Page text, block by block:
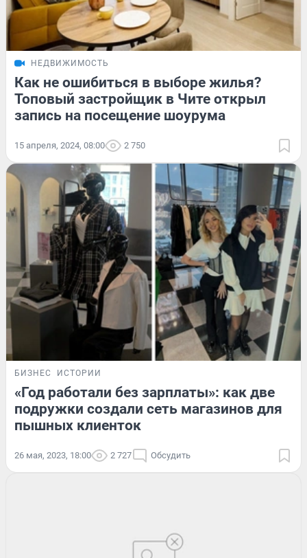
НЕДВИЖИМОСТЬ
Как не ошибиться в выборе жилья?
Топовый застройщик в Чите открыл
запись на посещение шоурума
15 апреля, 2024, 08:00 2 750
БИЗНЕС ИСТОРИИ
«Год работали без зарплаты»: как две
подружки создали сеть магазинов для
пышных клиенток
26 мая, 2023, 18:00 2 727 Обсудить